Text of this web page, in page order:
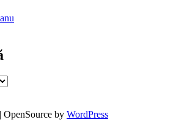
| OpenSource by WordPress